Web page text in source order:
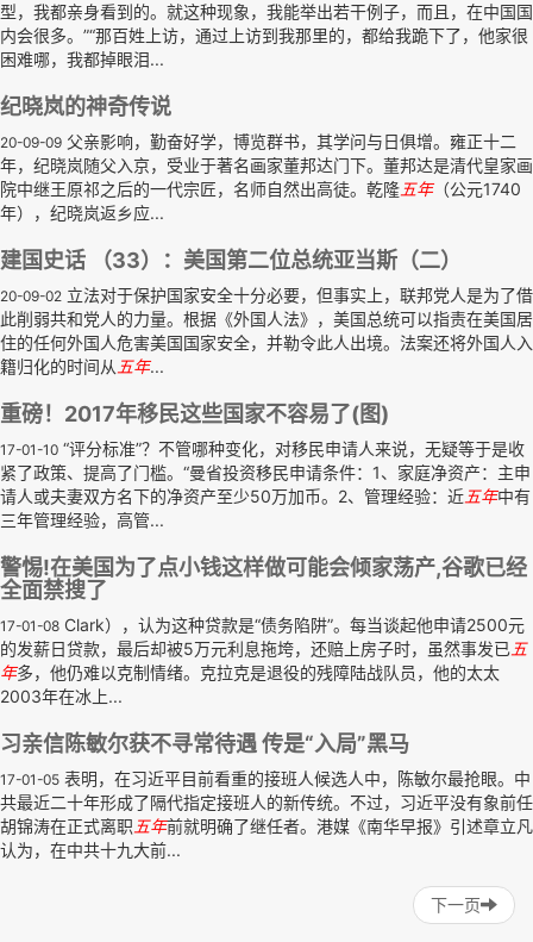
型，我都亲身看到的。就这种现象，我能举出若干例子，而且，在中国国
内会很多。”“那百姓上访，通过上访到我那里的，都给我跪下了，他家很
困难哪，我都掉眼泪...
纪晓岚的神奇传说
20-09-09 父亲影响，勤奋好学，博览群书，其学问与日俱增。雍正十二
年，纪晓岚随父入京，受业于著名画家董邦达门下。董邦达是清代皇家画
院中继王原祁之后的一代宗匠，名师自然出高徒。乾隆 五年（公元1740
年），纪晓岚返乡应...
建国史话 （33）：美国第二位总统亚当斯（二）
20-09-02 立法对于保护国家安全十分必要，但事实上，联邦党人是为了借
此削弱共和党人的力量。根据《外国人法》，美国总统可以指责在美国居
住的任何外国人危害美国国家安全，并勒令此人出境。法案还将外国人入
籍归化的时间从 五年...
重磅！2017年移民这些国家不容易了(图)
17-01-10 “评分标准”？不管哪种变化，对移民申请人来说，无疑等于是收
紧了政策、提高了门槛。“曼省投资移民申请条件：1、家庭净资产：主申
请人或夫妻双方名下的净资产至少50万加币。2、管理经验：近 五年中有
三年管理经验，高管...
警惕!在美国为了点小钱这样做可能会倾家荡产,谷歌已经
全面禁搜了
17-01-08 Clark），认为这种贷款是“债务陷阱”。每当谈起他申请2500元
的发薪日贷款，最后却被5万元利息拖垮，还赔上房子时，虽然事发已 五
年多，他仍难以克制情绪。克拉克是退役的残障陆战队员，他的太太
2003年在冰上...
习亲信陈敏尔获不寻常待遇 传是“入局”黑马
17-01-05 表明，在习近平目前看重的接班人候选人中，陈敏尔最抢眼。中
共最近二十年形成了隔代指定接班人的新传统。不过，习近平没有象前任
胡锦涛在正式离职 五年前就明确了继任者。港媒《南华早报》引述章立凡
认为，在中共十九大前...
下一页